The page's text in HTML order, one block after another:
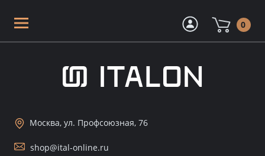
0
Москва, ул. Профсоюзная, 76
shop@ital-online.ru